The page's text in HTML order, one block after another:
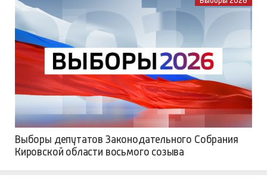
Выборы депутатов Законодательного Собрания
Кировской области восьмого созыва